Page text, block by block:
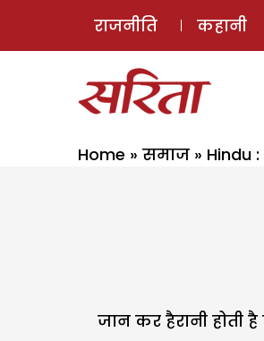
राजनीति कहानी
Home » समाज » Hindu
जान कर हैरानी होती